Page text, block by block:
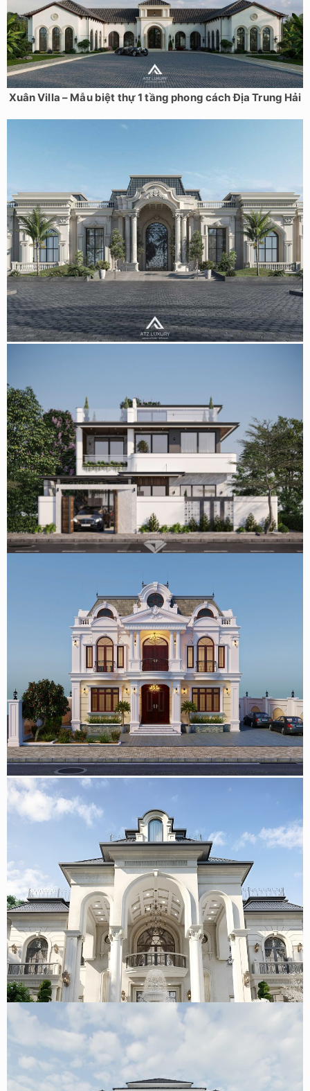
Xuân Villa – Mẫu biệt thự 1 tầng phong cách Địa Trung Hải
Mẫu thiết kế biệt thự kiến trúc kiểu Pháp cổ điển tại Hải
Phòng
Thiết kế biệt thự 2 tầng cho anh Tùng tỉnh Thái Nguyên
Mẫu biệt thự 2 tầng tân cổ điển kiểu Pháp 400m2 đẹp tại
Đồng Nai
Mẫu biệt thự tân cổ điển 2 tầng kiểu Pháp 1000m2 đẳng
cấp tại Huế